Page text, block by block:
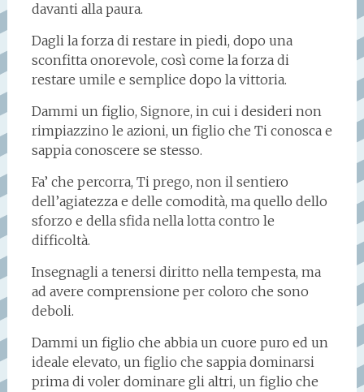
davanti alla paura.
Dagli la forza di restare in piedi, dopo una
sconfitta onorevole, così come la forza di
restare umile e semplice dopo la vittoria.
Dammi un figlio, Signore, in cui i desideri non
rimpiazzino le azioni, un figlio che Ti conosca e
sappia conoscere se stesso.
Fa’ che percorra, Ti prego, non il sentiero
dell’agiatezza e delle comodità, ma quello dello
sforzo e della sfida nella lotta contro le
difficoltà.
Insegnagli a tenersi diritto nella tempesta, ma
ad avere comprensione per coloro che sono
deboli.
Dammi un figlio che abbia un cuore puro ed un
ideale elevato, un figlio che sappia dominarsi
prima di voler dominare gli altri, un figlio che